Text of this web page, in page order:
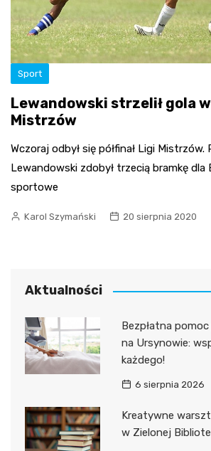
Sport
Lewandowski strzelił gola
Mistrzów
Wczoraj odbył się półfinał Ligi Mistrzów.
Lewandowski zdobył trzecią bramkę dla
sportowe
Karol Szymański 20 sierpnia 2020
Aktualności
Bezpłatna
na Ursynowie:
każdego!
6 sierpnia 2026
Kreatywne
w Zielonej